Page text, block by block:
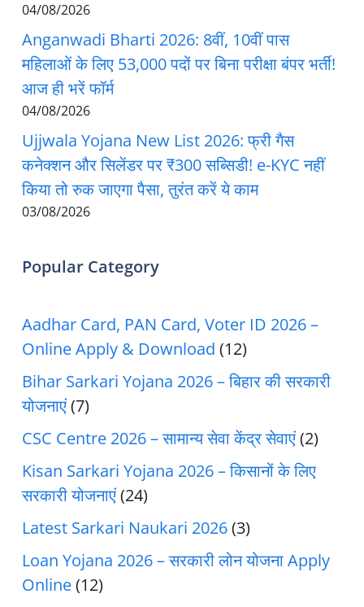
04/08/2026
Anganwadi Bharti 2026: 8वीं, 10वीं पास
महिलाओं के लिए 53,000 पदों पर बिना परीक्षा बंपर भर्ती!
आज ही भरें फॉर्म
04/08/2026
Ujjwala Yojana New List 2026: फ्री गैस
कनेक्शन और सिलेंडर पर ₹300 सब्सिडी! e-KYC नहीं
किया तो रुक जाएगा पैसा, तुरंत करें ये काम
03/08/2026
Popular Category
Aadhar Card, PAN Card, Voter ID 2026 –
Online Apply & Download (12)
Bihar Sarkari Yojana 2026 – बिहार की सरकारी
योजनाएं(7)
CSC Centre 2026 – सामान्य सेवा केंद्र सेवाएं(2)
Kisan Sarkari Yojana 2026 – किसानों के लिए
सरकारी योजनाएं(24)
Latest Sarkari Naukari 2026(3)
Loan Yojana 2026 – सरकारी लोन योजना Apply
Online(12)